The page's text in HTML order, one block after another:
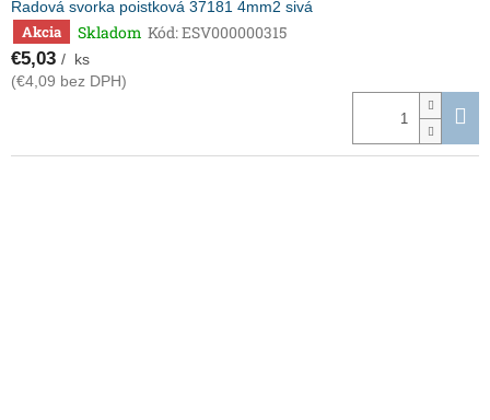
Radová svorka poistková 37181 4mm2 sivá
Akcia Skladom Kód:ESV000000315
€5,03 / ks
(€4,09 bez DPH)